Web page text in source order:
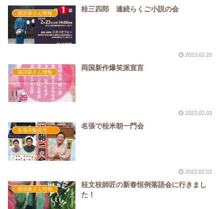
落語家さん情報
桂三四郎 連続らくご小説の会
2023.02.20
落語家さん情報
両国新作爆笑派宣言
2023.02.03
名張市観光大使活動
名張で桂米朝一門会
2023.02.02
落語家さん情報
桂文枝師匠の新春恒例落語会に行きまし
た！